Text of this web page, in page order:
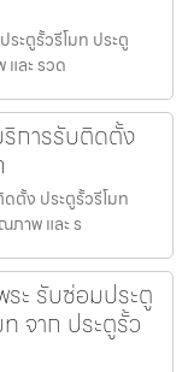
ะตูรั้วรีโมท ประตู
ละ รวด
การรับติดตั้ง
ตั้ง ประตูรั้วรีโมท
าพ และ ร
ะ รับซ่อมประตู
จาก ประตูรั้ว